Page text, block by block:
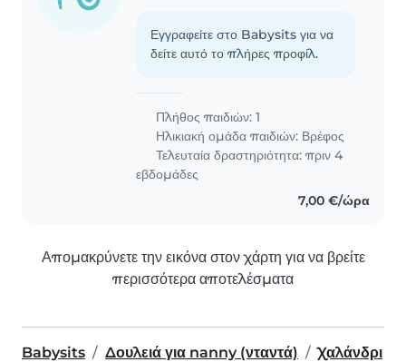
Εγγραφείτε στο Babysits για να
δείτε αυτό το πλήρες προφίλ.
Πλήθος παιδιών: 1
Ηλικιακή ομάδα παιδιών: Βρέφος
Τελευταία δραστηριότητα: πριν 4
εβδομάδες
7,00 €/ώρα
Απομακρύνετε την εικόνα στον χάρτη για να βρείτε
περισσότερα αποτελέσματα
Babysits Δουλειά για nanny (νταντά) Χαλάνδρι